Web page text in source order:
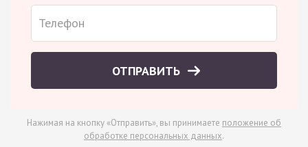
ОТПРАВИТЬ
Нажимая на кнопку «Отправить», вы принимаете положение об
обработке персональных данных.